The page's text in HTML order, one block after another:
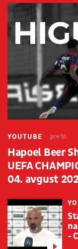
YOUTUBE pre 1d
Hapoel Beer
UEFA
04. avgust
-